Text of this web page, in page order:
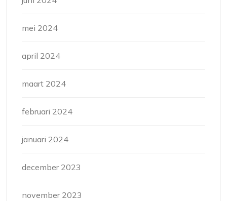
mei 2024
april 2024
maart 2024
februari 2024
januari 2024
december 2023
november 2023